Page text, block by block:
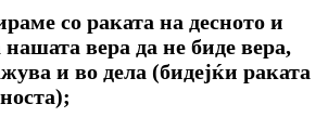
co раката на десното и
нашата вера да не биде вера,
и во дела (бидејќи раката